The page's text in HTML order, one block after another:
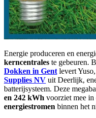
Energie produceren en
kerncentrales te gebeuren.
Dokken in Gent levert
Supplies NV uit Deerlijk,
batterijsysteem. Deze
en 242 kWh voorziet mee in
energiestromen binnen het